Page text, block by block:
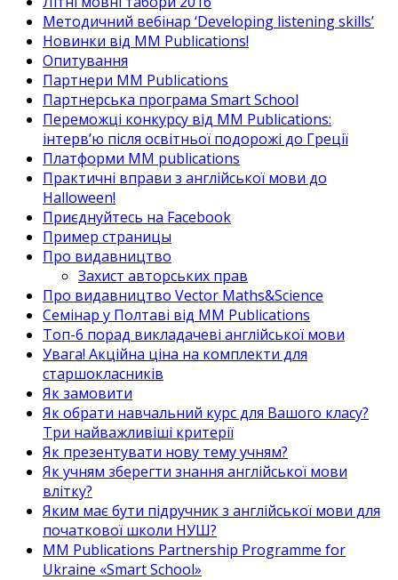
Методичний вебінар ‘Developing listening skills’
Новинки від MM Publications!
Опитування
Партнери MM Publications
Партнерська програма Smart School
Переможці конкурсу від MM Publications:
інтерв’ю після освітньої подорожі до Греції
Платформи MM publications
Практичні вправи з англійської мови до
Halloween!
Приєднуйтесь на Facebook
Пример страницы
Про видавництво
Захист авторських прав
Про видавництво Vector Maths&Science
Семінар у Полтаві від MM Publications
Топ-6 порад викладачеві англійської мови
Увага! Акційна ціна на комплекти для
старшокласників
Як замовити
Як обрати навчальний курс для Вашого класу?
Три найважливіші критерії
Як презентувати нову тему учням?
Як учням зберегти знання англійської мови
влітку?
Яким має бути підручник з англійської мови для
початкової школи НУШ?
MM Publications Partnership Programme for
Ukraine «Smart School»